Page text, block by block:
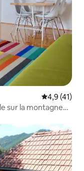
Évaluation
4,9 (41)
sur la montagne